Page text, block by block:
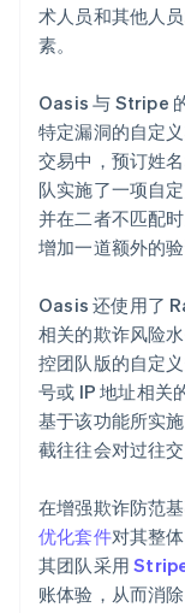
术人员和其他人
素。
Oasis 与 Stripe
特定漏洞的自定
交易中，预订姓
队实施了一项自
并在二者不匹配
增加一道额外的验
Oasis 还使用了
相关的欺诈风险
控团队版的自定
号或 IP 地址相关
基于该功能所实
截往往会对过往
在增强欺诈防范
优化套件对其整
其团队采用
账体验，从而消